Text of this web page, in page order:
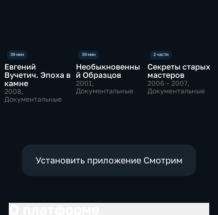
Евгений
Вучетич. Эпоха в
камне
2008,
Документальные
Необыкновенны
й Образцов
2001,
Документальные
Секреты старых
мастеров
2006 – 2007,
Документальные
Установить приложение Смотрим